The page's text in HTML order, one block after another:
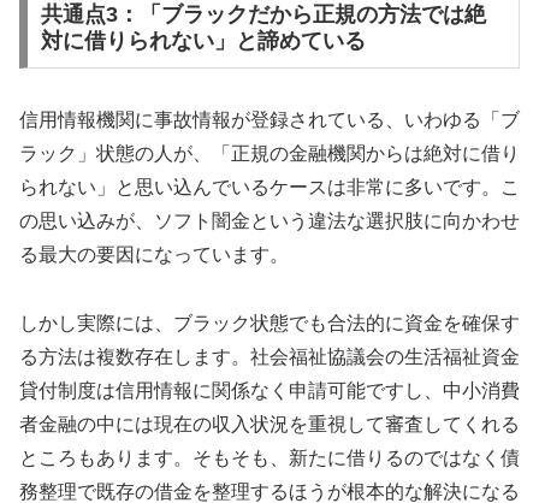
共通点3：「ブラックだから正規の方法では絶
対に借りられない」と諦めている
信用情報機関に事故情報が登録されている、いわゆる「ブ
ラック」状態の人が、「正規の金融機関からは絶対に借り
られない」と思い込んでいるケースは非常に多いです。こ
の思い込みが、ソフト闇金という違法な選択肢に向かわせ
る最大の要因になっています。
しかし実際には、ブラック状態でも合法的に資金を確保す
る方法は複数存在します。社会福祉協議会の生活福祉資金
貸付制度は信用情報に関係なく申請可能ですし、中小消費
者金融の中には現在の収入状況を重視して審査してくれる
ところもあります。そもそも、新たに借りるのではなく債
務整理で既存の借金を整理するほうが根本的な解決になる